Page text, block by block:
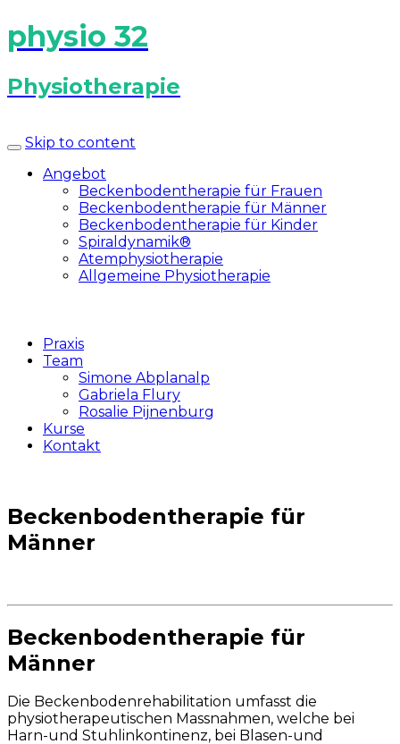
physio 32
Physiotherapie
Skip to content
Angebot
Beckenbodentherapie für Frauen
Beckenbodentherapie für Männer
Beckenbodentherapie für Kinder
Spiraldynamik®
Atemphysiotherapie
Allgemeine Physiotherapie
Praxis
Team
Simone Abplanalp
Gabriela Flury
Rosalie Pijnenburg
Kurse
Kontakt
Beckenbodentherapie für
Männer
Beckenbodentherapie für
Männer
Die Beckenbodenrehabilitation umfasst die
physiotherapeutischen Massnahmen, welche bei
Harn-und Stuhlinkontinenz, bei Blasen-und